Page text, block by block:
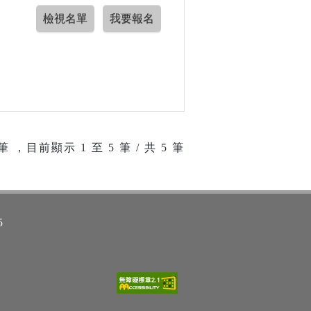
，目前顯示 1 至 5 筆 / 共 5 筆